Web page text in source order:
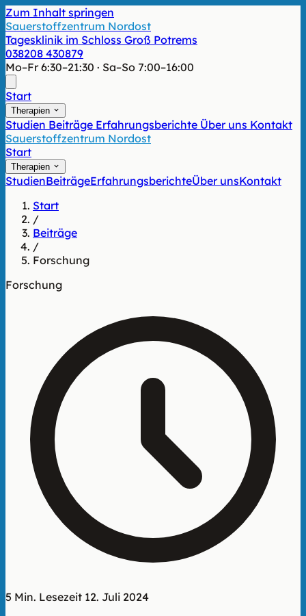
Zum Inhalt springen
Sauerstoffzentrum Nordost
Tagesklinik im Schloss Groß Potrems
038208 430879
Mo–Fr 6:30–21:30 · Sa–So 7:00–16:00
Start
Therapien
Studien Beiträge Erfahrungsberichte Über uns Kontakt
Sauerstoffzentrum Nordost
Start
Therapien
StudienBeiträgeErfahrungsberichteÜber unsKontakt
Start
/
Beiträge
/
Forschung
Forschung
5 Min. Lesezeit 12. Juli 2024